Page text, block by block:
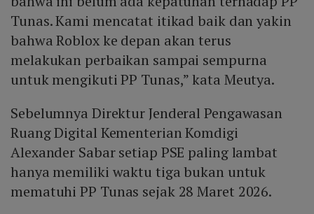
Tunas. Kami mencatat itikad baik dan yakin
bahwa Roblox ke depan akan terus
melakukan perbaikan sampai sempurna
untuk mengikuti PP Tunas,” kata Meutya.
Sebelumnya Direktur Jenderal Pengawasan
Ruang Digital Kementerian Komdigi
Alexander Sabar setiap PSE paling lambat
hanya memiliki waktu tiga bukan untuk
mematuhi PP Tunas sejak 28 Maret 2026.